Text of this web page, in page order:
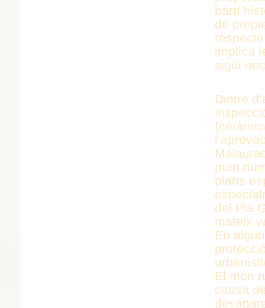
barri
de
implica
sigui
Dintre
punt
plans
del Pla
mateix
En
El món
causa